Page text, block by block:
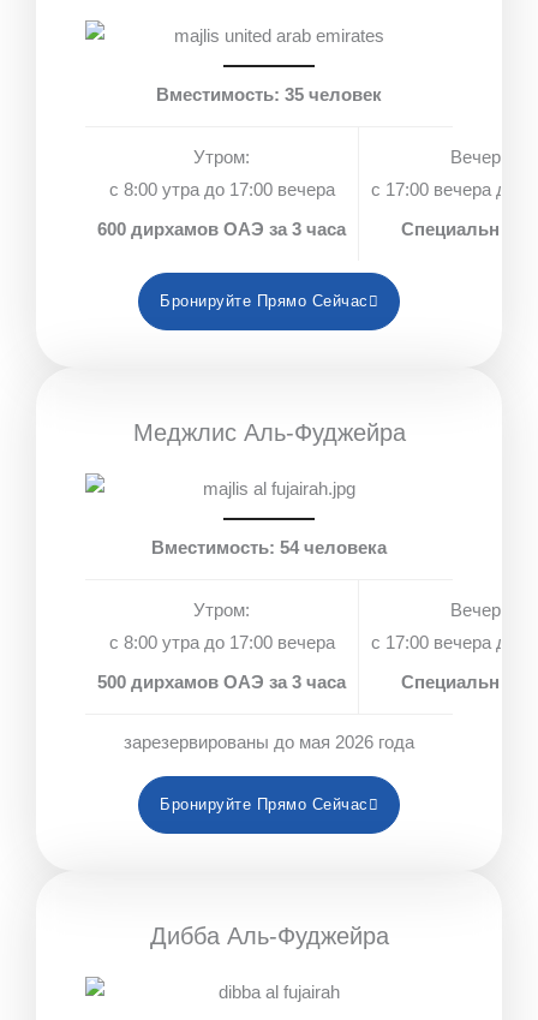
o
e
a
l
Вместимость: 35 человек
Утром:
с 8:00 утра до 17:00 вечера
600 дирхамов ОАЭ за 3 часа
Вечером:
с 17:00 вечера до
Специальные
Бронируйте Прямо Сейчас
Меджлис Аль-Фуджейра
Вместимость: 54 человека
Утром:
с 8:00 утра до 17:00 вечера
500 дирхамов ОАЭ за 3 часа
Вечером:
с 17:00 вечера до
Специальные
зарезервированы до мая 2026 года
Бронируйте Прямо Сейчас
Дибба Аль-Фуджейра